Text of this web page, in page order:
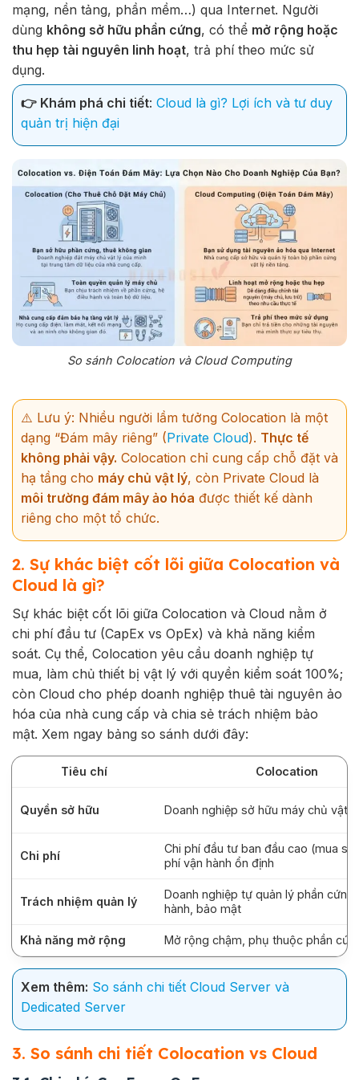
mạng, nền tảng, phần mềm…) qua Internet. Người
dùng không sở hữu phần cứng, có thể mở rộng hoặc
thu hẹp tài nguyên linh hoạt, trả phí theo mức sử
dụng.
👉 Khám phá chi tiết: Cloud là gì? Lợi ích và tư duy
quản trị hiện đại
So sánh Colocation và Cloud Computing
⚠️ Lưu ý: Nhiều người lầm tưởng Colocation là một
dạng “Đám mây riêng” (Private Cloud). Thực tế
không phải vậy. Colocation chỉ cung cấp chỗ đặt và
hạ tầng cho máy chủ vật lý, còn Private Cloud là
môi trường đám mây ảo hóa được thiết kế dành
riêng cho một tổ chức.
2. Sự khác biệt cốt lõi giữa Colocation và
Cloud là gì?
Sự khác biệt cốt lõi giữa Colocation và Cloud nằm ở
chi phí đầu tư (CapEx vs OpEx) và khả năng kiểm
soát. Cụ thể, Colocation yêu cầu doanh nghiệp tự
mua, làm chủ thiết bị vật lý với quyền kiểm soát 100%;
còn Cloud cho phép doanh nghiệp thuê tài nguyên ảo
hóa của nhà cung cấp và chia sẻ trách nhiệm bảo
mật. Xem ngay bảng so sánh dưới đây:
Tiêu chí Colocation
Quyền sở hữu Doanh nghiệp sở hữu máy chủ vật lý
Chi phí
Chi phí đầu tư ban đầu cao (mua
phí vận hành ổn định
Trách nhiệm quản lý
Doanh nghiệp tự quản lý phần
hành, bảo mật
Khả năng mở rộng Mở rộng chậm, phụ thuộc phần
Xem thêm: So sánh chi tiết Cloud Server và
Dedicated Server
3. So sánh chi tiết Colocation vs Cloud